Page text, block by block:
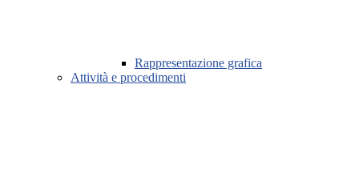
Rappresentazione grafica
Attività e procedimenti